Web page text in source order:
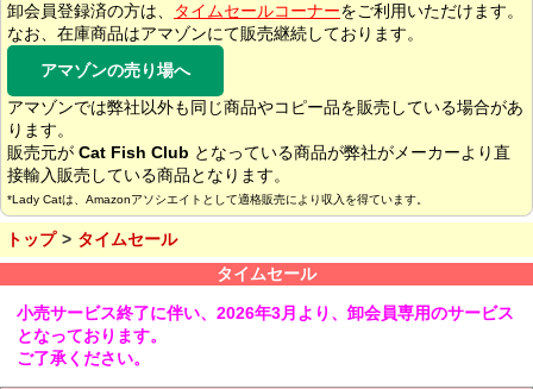
卸会員登録済の方は、
タイムセールコーナーをご利用いただけます。
なお、在庫商品はアマゾンにて販売継続しております。
アマゾンの売り場へ
アマゾンでは弊社以外も同じ商品やコピー品を販売している場合があ
ります。
販売元が Cat Fish Club となっている商品が弊社がメーカーより直
接輸入販売している商品となります。
*Lady Catは、Amazonアソシエイトとして適格販売により収入を得ています。
トップ
タイムセール
タイムセール
小売サービス終了に伴い、2026年3月より、卸会員専用のサービス
となっております。
ご了承ください。